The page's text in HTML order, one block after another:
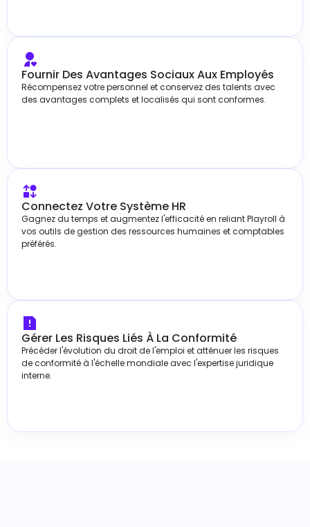
Fournir Des Avantages Sociaux Aux Employés
Récompensez votre personnel et conservez des talents avec
des avantages complets et localisés qui sont conformes.
Connectez Votre Système HR
Gagnez du temps et augmentez l'efficacité en reliant Playroll à
vos outils de gestion des ressources humaines et comptables
préférés.
Gérer Les Risques Liés À La Conformité
Précéder l'évolution du droit de l'emploi et atténuer les risques
de conformité à l'échelle mondiale avec l'expertise juridique
interne.